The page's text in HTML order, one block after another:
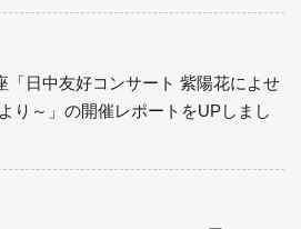
「日中友好コンサート 紫陽花によせ
り～」の開催レポートをUPしまし